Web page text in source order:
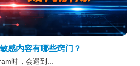
感内容有哪些窍门？
时，会遇到...